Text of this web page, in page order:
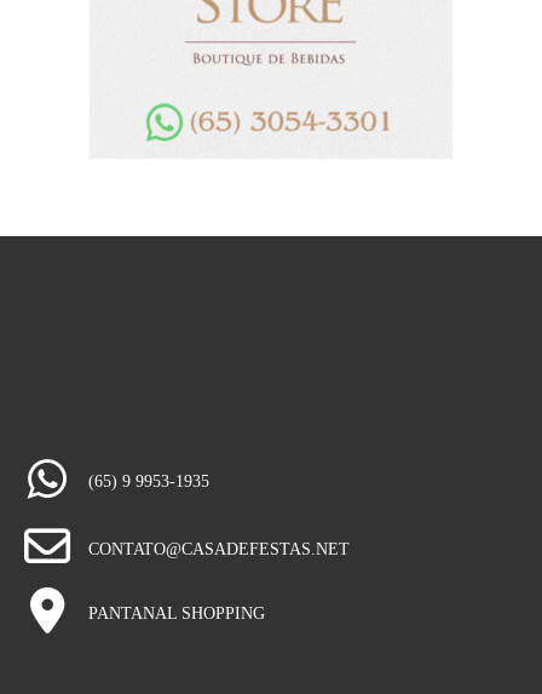
(65) 9 9953-1935
CONTATO@CASADEFESTAS.NET
PANTANAL SHOPPING